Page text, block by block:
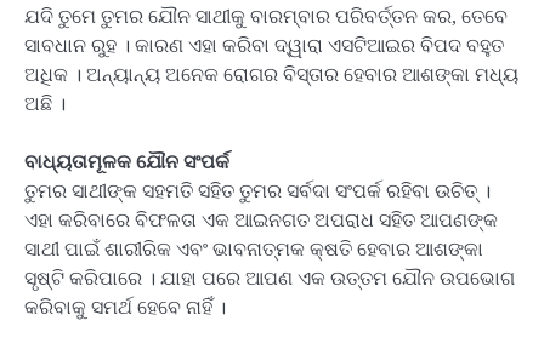
ଯଦି ତୁମେ ତୁମର ଯୌନ ସାଥୀକୁ ବାରମ୍ବାର ପରିବର୍ତ୍ତନ କର, ତେବେ
ସାବଧାନ ରୁହ । କାରଣ ଏହା କରିବା ଦ୍ୱାରା ଏସଟିଆଇର ବିପଦ ବହୁତ
ଅଧିକ । ଅନ୍ୟାନ୍ୟ ଅନେକ ରୋଗର ବିସ୍ତାର ହେବାର ଆଶଙ୍କା ମଧ୍ୟ
ଅଛି ।
ବାଧ୍ୟତାମୂଳକ ଯୌନ ସଂପର୍କ
ତୁମର ସାଥୀଙ୍କ ସହମତି ସହିତ ତୁମର ସର୍ବଦା ସଂପର୍କ ରହିବା ଉଚିତ୍ ।
ଏହା କରିବାରେ ବିଫଳତା ଏକ ଆଇନଗତ ଅପରାଧ ସହିତ ଆପଣଙ୍କ
ସାଥୀ ପାଇଁ ଶାରୀରିକ ଏବଂ ଭାବନାତ୍ମକ କ୍ଷତି ହେବାର ଆଶଙ୍କା
ସୃଷ୍ଟି କରିପାରେ । ଯାହା ପରେ ଆପଣ ଏକ ଉତ୍ତମ ଯୌନ ଉପଭୋଗ
କରିବାକୁ ସମର୍ଥ ହେବେ ନାହିଁ ।